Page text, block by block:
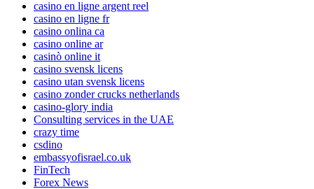
casino en ligne argent reel
casino en ligne fr
casino onlina ca
casino online ar
casinò online it
casino svensk licens
casino utan svensk licens
casino zonder crucks netherlands
casino-glory india
Consulting services in the UAE
crazy time
csdino
embassyofisrael.co.uk
FinTech
Forex News